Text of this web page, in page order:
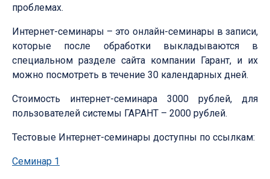
проблемах.
Интернет-семинары – это онлайн-семинары в записи,
которые после обработки выкладываются в
специальном разделе сайта компании Гарант, и их
можно посмотреть в течение 30 календарных дней.
Стоимость интернет-семинара 3000 рублей, для
пользователей системы ГАРАНТ – 2000 рублей.
Тестовые Интернет-семинары доступны по ссылкам:
Семинар 1